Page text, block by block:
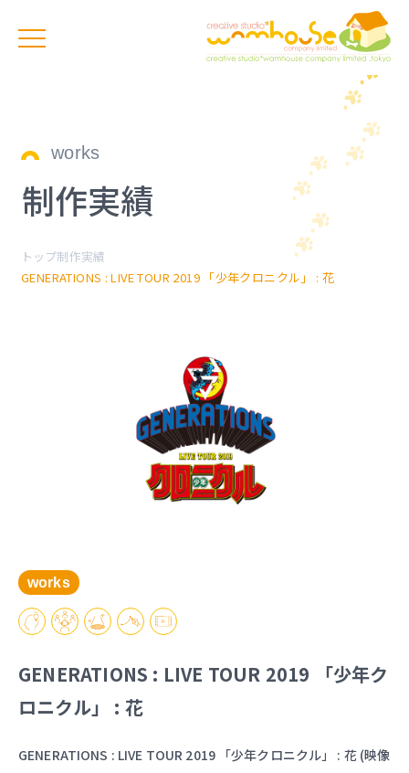
works
制作実績
トップ制作実績
GENERATIONS : LIVE TOUR 2019 「少年クロニクル」 : 花
works
GENERATIONS : LIVE TOUR 2019 「少年ク
ロニクル」 : 花
GENERATIONS : LIVE TOUR 2019 「少年クロニクル」 : 花 (映像